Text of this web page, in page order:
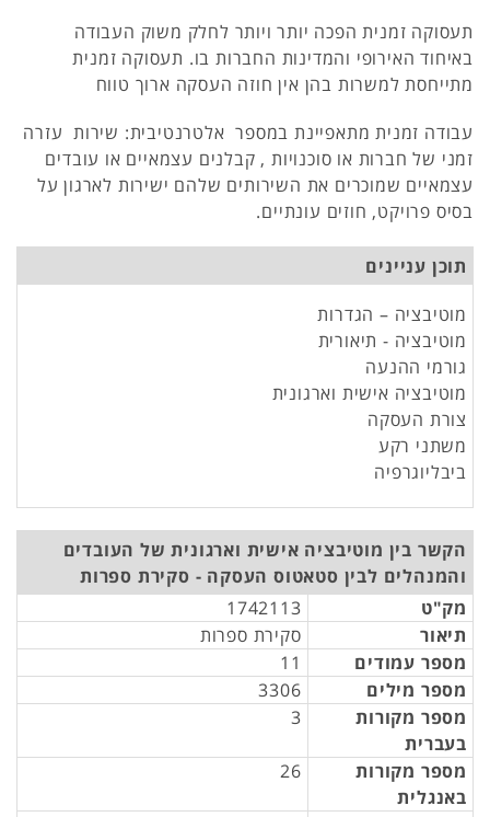
תעסוקה זמנית הפכה יותר ויותר לחלק משוק העבודה
באיחוד האירופי והמדינות החברות בו. תעסוקה זמנית
מתייחסת למשרות בהן אין חוזה העסקה ארוך טווח
עבודה זמנית מתאפיינת במספר אלטרנטיבית: שירות עזרה
זמני של חברות או סוכנויות , קבלנים עצמאיים או עובדים
עצמאיים שמוכרים את השירותים שלהם ישירות לארגון על
בסיס פרויקט, חוזים עונתיים.
תוכן עניינים
מוטיבציה – הגדרות
מוטיבציה - תיאורית
גורמי ההנעה
מוטיבציה אישית וארגונית
צורת העסקה
משתני רקע
ביבליוגרפיה
הקשר בין מוטיבציה אישית וארגונית של העובדים
והמנהלים לבין סטאטוס העסקה - סקירת ספרות
מק"ט
1742113
תיאור
סקירת ספרות
מספר עמודים
11
מספר מילים
3306
מספר מקורות
בעברית
3
מספר מקורות
באנגלית
26